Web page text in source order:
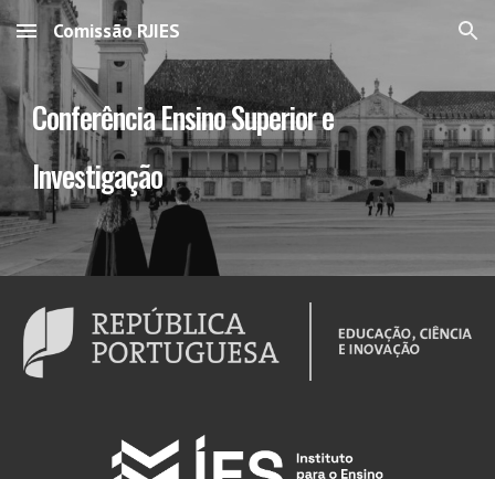
Skip to main content Skip to navigation
Comissão RJIES
Conferência Ensino Superior e
Investigação